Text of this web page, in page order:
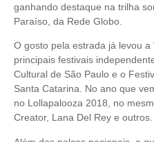
ganhando destaque na trilha
Paraíso, da Rede Globo.
O gosto pela estrada já levou a
principais festivais
Cultural de São Paulo e o
Santa Catarina. No ano que
no Lollapalooza 2018, no
Creator, Lana Del Rey e outros.